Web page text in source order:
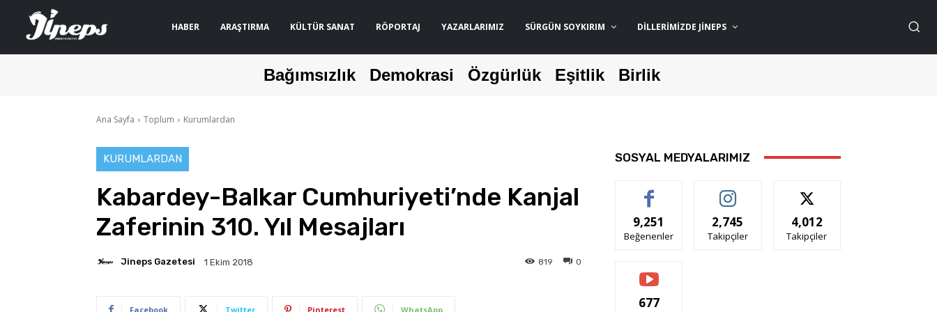
HABER ARAŞTIRMA KÜLTÜR SANAT RÖPORTAJ YAZARLARIMIZ SÜRGÜN SOYKIRIM DILLERIMIZDE JİNEPS
Bağımsızlık Demokrasi Özgürlük Eşitlik Birlik
Ana Sayfa Toplum Kurumlardan
KURUMLARDAN
Kabardey-Balkar Cumhuriyeti’nde Kanjal
Zaferinin 310. Yıl Mesajları
Jineps Gazetesi 1 Ekim 2018 0
819
Facebook Twitter Pinterest WhatsApp
SOSYAL MEDYALARIMIZ
9,251
Beğenenler
2,745
Takipçiler
4,012
Takipçiler
677